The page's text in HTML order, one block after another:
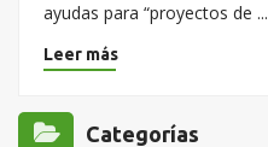
ayudas para “proyectos de ...
Leer más
Categorías